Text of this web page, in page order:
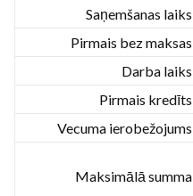
Saņemšanas laiks
Pirmais bez maksas
Darba laiks
Pirmais kredīts
Vecuma ierobežojums
Maksimālā summa